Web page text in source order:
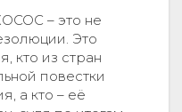
– это не
Это
кто из стран
повестки
а кто – её